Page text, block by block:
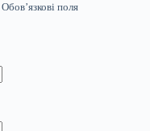
Обов’язкові поля